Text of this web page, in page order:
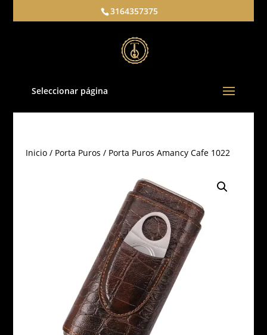
3164357375
Seleccionar página
Inicio/ Porta Puros / Porta Puros Amancy Cafe 1022